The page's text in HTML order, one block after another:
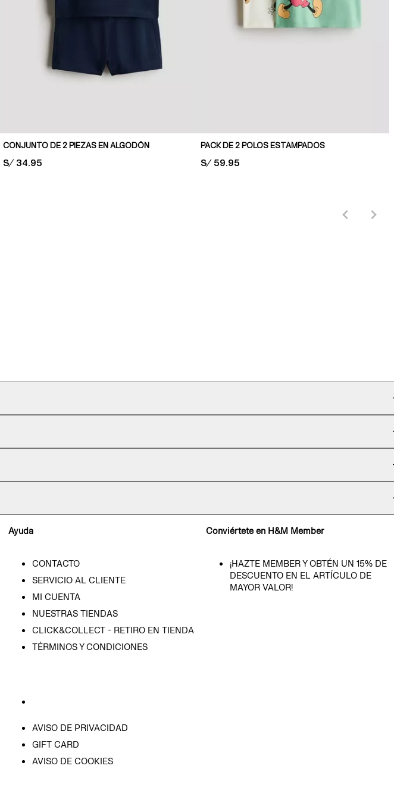
CONJUNTO DE 2 PIEZAS EN ALGODÓN
PRICE:
S/ 34.95
PACK DE 2 POLOS ESTAMPADOS
PRICE:
S/ 59.95
Ayuda
CONTACTO
SERVICIO AL CLIENTE
MI CUENTA
NUESTRAS TIENDAS
CLICK&COLLECT - RETIRO EN TIENDA
TÉRMINOS Y CONDICIONES
AVISO DE PRIVACIDAD
GIFT CARD
AVISO DE COOKIES
Conviértete en H&M Member
¡HAZTE MEMBER Y OBTÉN UN 15% DE
DESCUENTO EN EL ARTÍCULO DE
MAYOR VALOR!